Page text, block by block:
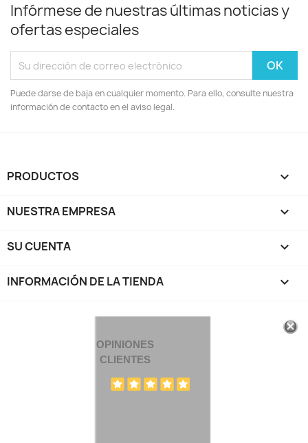
Infórmese de nuestras últimas noticias y
ofertas especiales
Puede darse de baja en cualquier momento. Para ello, consulte nuestra
información de contacto en el aviso legal.
PRODUCTOS 
NUESTRA EMPRESA 
SU CUENTA 
INFORMACIÓN DE LA TIENDA keyboard_arrow_down
OPINIONES
CLIENTES